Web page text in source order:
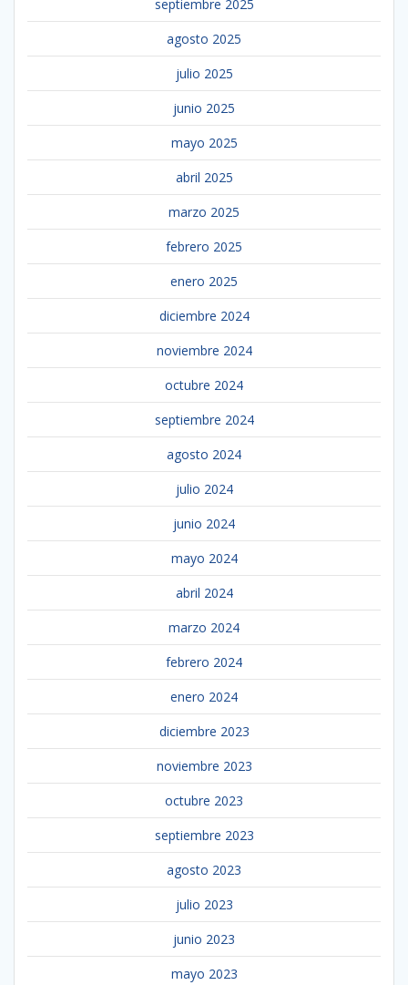
septiembre 2025
agosto 2025
julio 2025
junio 2025
mayo 2025
abril 2025
marzo 2025
febrero 2025
enero 2025
diciembre 2024
noviembre 2024
octubre 2024
septiembre 2024
agosto 2024
julio 2024
junio 2024
mayo 2024
abril 2024
marzo 2024
febrero 2024
enero 2024
diciembre 2023
noviembre 2023
octubre 2023
septiembre 2023
agosto 2023
julio 2023
junio 2023
mayo 2023